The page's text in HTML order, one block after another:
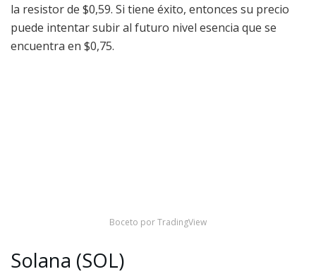
la resistor de $0,59. Si tiene éxito, entonces su precio
puede intentar subir al futuro nivel esencia que se
encuentra en $0,75.
Boceto por TradingView
Solana (SOL)